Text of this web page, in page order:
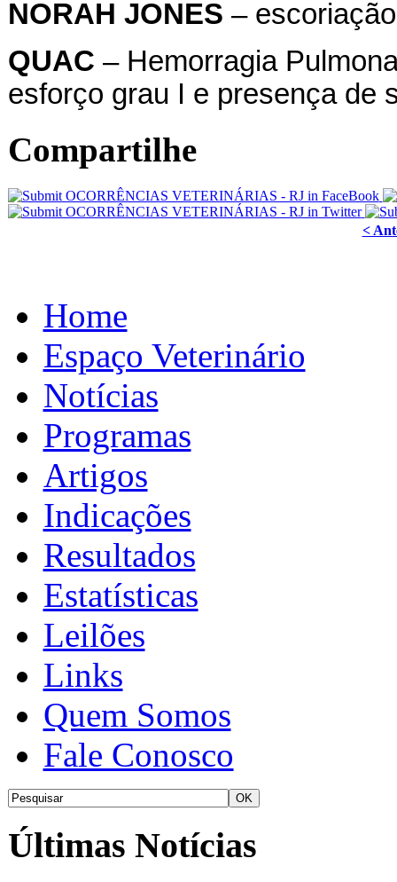
NORAH JONES –
QUAC – Hemorragia
esforço grau I e presença de
Compartilhe
<
Home
Espaço Veterinário
Notícias
Programas
Artigos
Indicações
Resultados
Estatísticas
Leilões
Links
Quem Somos
Fale Conosco
Últimas Notícias